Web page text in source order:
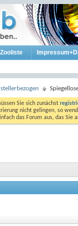
Zooliste
Sie sich zunächst
nicht gelingen, so
das Forum aus, das